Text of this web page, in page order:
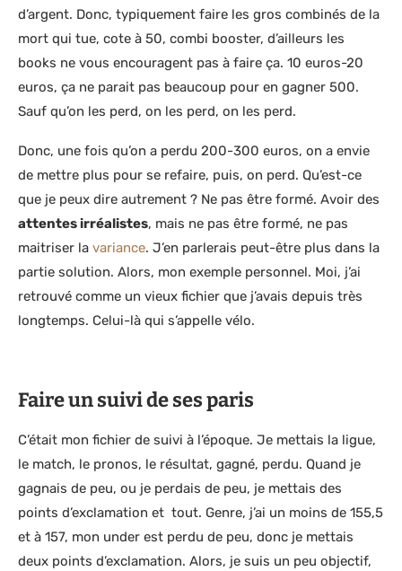
d’argent. Donc, typiquement faire les gros combinés de la
mort qui tue, cote à 50, combi booster, d’ailleurs les
books ne vous encouragent pas à faire ça. 10 euros-20
euros, ça ne parait pas beaucoup pour en gagner 500.
Sauf qu’on les perd, on les perd, on les perd.
Donc, une fois qu’on a perdu 200-300 euros, on a envie
de mettre plus pour se refaire, puis, on perd. Qu’est-ce
que je peux dire autrement ? Ne pas être formé. Avoir des
attentes irréalistes, mais ne pas être formé, ne pas
maitriser la variance. J’en parlerais peut-être plus dans la
partie solution. Alors, mon exemple personnel. Moi, j’ai
retrouvé comme un vieux fichier que j’avais depuis très
longtemps. Celui-là qui s’appelle vélo.
Faire un suivi de ses paris
C’était mon fichier de suivi à l’époque. Je mettais la ligue,
le match, le pronos, le résultat, gagné, perdu. Quand je
gagnais de peu, ou je perdais de peu, je mettais des
points d’exclamation et tout. Genre, j’ai un moins de 155,5
et à 157, mon under est perdu de peu, donc je mettais
deux points d’exclamation. Alors, je suis un peu objectif,